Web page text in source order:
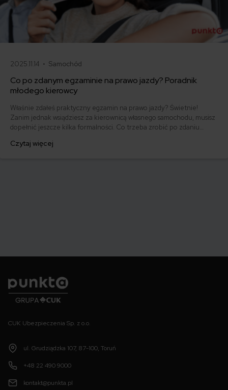
2025.11.14 • Samochód
Co po zdanym egzaminie na prawo jazdy? Poradnik
młodego kierowcy
Właśnie zdałeś praktyczny egzamin na prawo jazdy? Świetnie!
Zanim jednak wsiądziesz za kierownicą własnego samochodu, musisz
dopełnić jeszcze kilka formalności. Co trzeba zrobić po zdaniu
którym szybko załatwisz sprawy urzędowe i będziesz mógł prowadzić
Czytaj więcej
CUK Ubezpieczenia Sp. z o.o.
ul. Grudziądzka 107, 87-100, Toruń
+48 22 490 9000
kontakt@punkta.pl